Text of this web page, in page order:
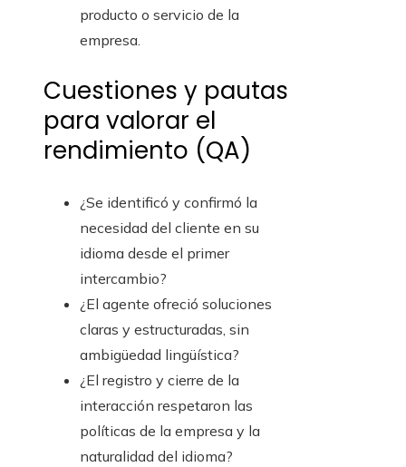
producto o servicio de la
empresa.
Cuestiones y pautas
para valorar el
rendimiento (QA)
¿Se identificó y confirmó la
necesidad del cliente en su
idioma desde el primer
intercambio?
¿El agente ofreció soluciones
claras y estructuradas, sin
ambigüedad lingüística?
¿El registro y cierre de la
interacción respetaron las
políticas de la empresa y la
naturalidad del idioma?